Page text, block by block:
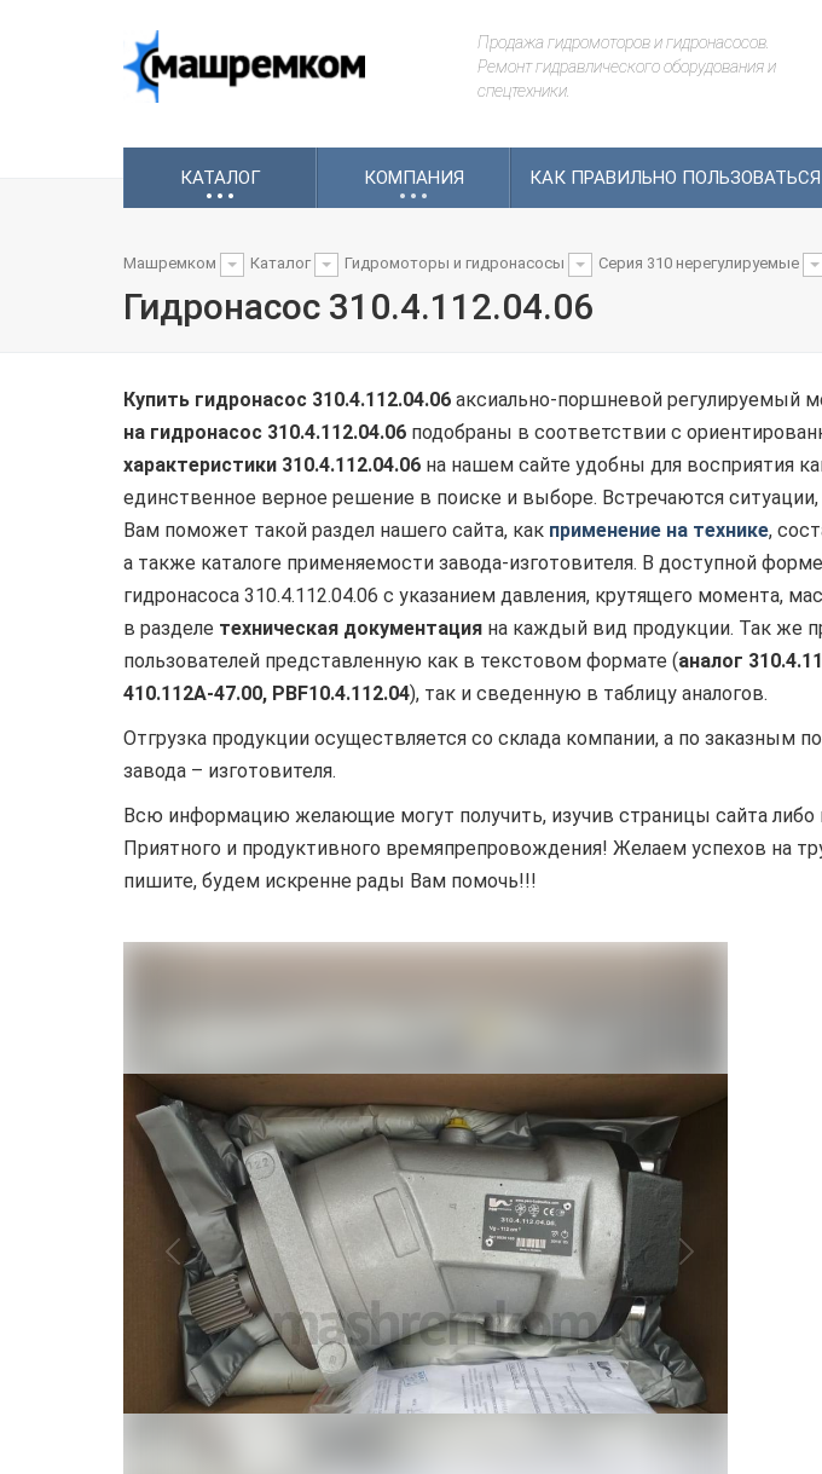
Продажа гидромоторов и гидронасосов.
Ремонт гидравлического оборудования и
спецтехники.
КАТАЛОГ
... КОМПАНИЯ
... КАК ПРАВИЛЬНО
Гидронасос 310.4.112.04.06
Машремком Каталог Гидромоторы и гидронасосы Серия 310 нерегулируемые
Купить гидронасос 310.4.112.04.06 аксиально-поршневой регулируемый
на гидронасос 310.4.112.04.06 подобраны в соответствии с
характеристики 310.4.112.04.06 на нашем сайте удобны для восприятия
единственное верное решение в поиске и выборе. Встречаются
Вам поможет такой раздел нашего сайта, как применение на технике,
а также каталоге применяемости завода-изготовителя. В доступной
гидронасоса 310.4.112.04.06 с указанием давления, крутящего
в разделе техническая документация на каждый вид продукции. Так же
пользователей представленную как в текстовом формате (аналог
410.112А-47.00, PBF10.4.112.04), так и сведенную в таблицу аналогов.
Отгрузка продукции осуществляется со склада компании, а по
завода – изготовителя.
Всю информацию желающие могут получить, изучив страницы сайта
Приятного и продуктивного времяпрепровождения! Желаем успехов
пишите, будем искренне рады Вам помочь!!!